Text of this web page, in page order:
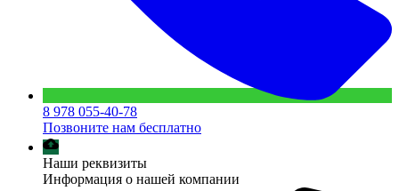
8 978 055-40-78
Позвоните нам бесплатно
Наши реквизиты
Информация о нашей компании